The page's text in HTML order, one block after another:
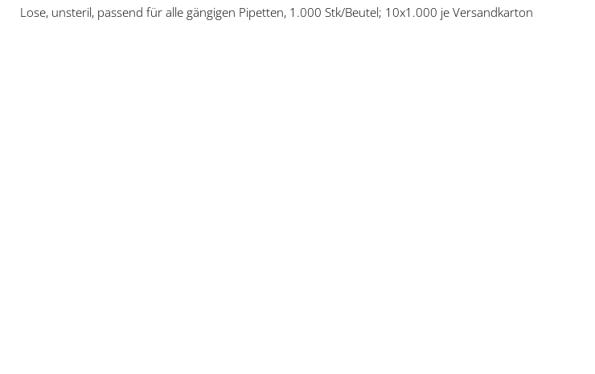
Lose, unsteril, passend für alle gängigen Pipetten, 1.000 Stk/Beutel; 10x1.000 je Versandkarton